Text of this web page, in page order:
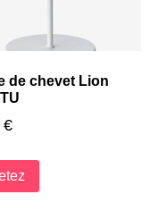
de chevet Lion
€